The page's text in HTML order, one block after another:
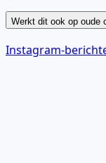
Werkt dit ook op oude
Instagram-